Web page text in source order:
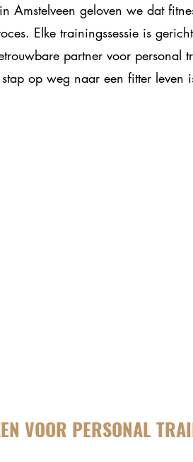
Amstelveen geloven we dat
Elke trainingssessie is
partner voor personal
op weg naar een fitter leven
VOOR PERSONAL